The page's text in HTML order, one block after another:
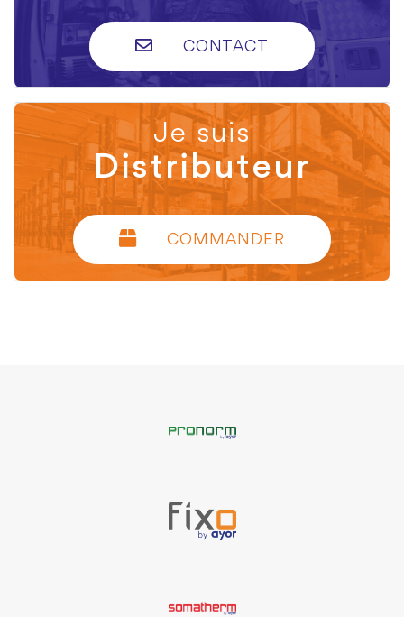
CONTACT
Je suis
Distributeur
COMMANDER